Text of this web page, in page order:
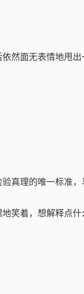
然面无表情地甩出
理的唯一标准，
笑着，想解释点什